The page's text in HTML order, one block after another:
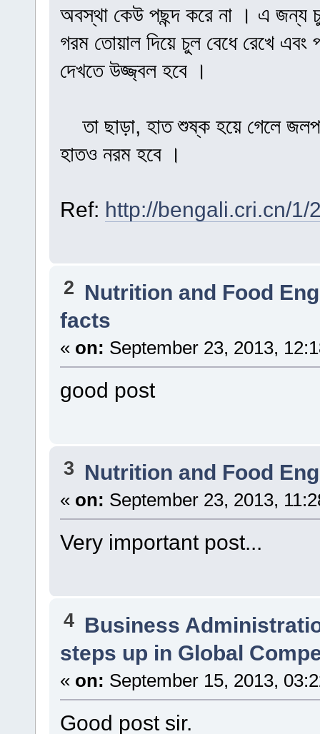
অবস্থা কেউ পছন্দ করে না । এ জন্য
গরম তোয়াল দিয়ে চুল বেধে রেখে
দেখতে উজ্জ্বল হবে ।
তা ছাড়া, হাত শুষ্ক হয়ে গেলে
হাতও নরম হবে ।
Ref: http://bengali.cri.cn/1/
2 Nutrition and Food
facts
« on: September 23, 2013,
good post
3 Nutrition and Food
« on: September 23, 2013,
Very important post...
4 Business
steps up in Global
« on: September 15, 2013,
Good post sir.